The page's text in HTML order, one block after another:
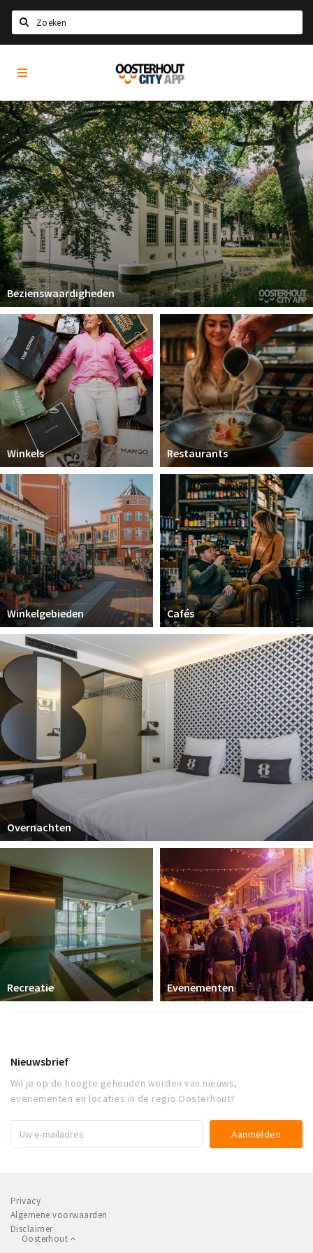
Home
Agenda
Nieuws
Eten
Drinken
Recreatief
Slapen
Winkels
Winkelgebieden
Parkeren
Koopzondagen
Bezienswaardigheden
Musea, theaters & podia
Uitjes & activiteiten
Natuurgebieden
Baroniepoorten
Inloggen
Oosterhout
City
Bezienswaardigheden
Winkels Restaurants
Winkelgebieden Cafés
Overnachten
Recreatie Evenementen
Nieuwsbrief
Wil je op de hoogte gehouden worden van nieuws,
evenementen en locaties in de regio Oosterhout?
Privacy
Algemene voorwaarden
Disclaimer
Oosterhout